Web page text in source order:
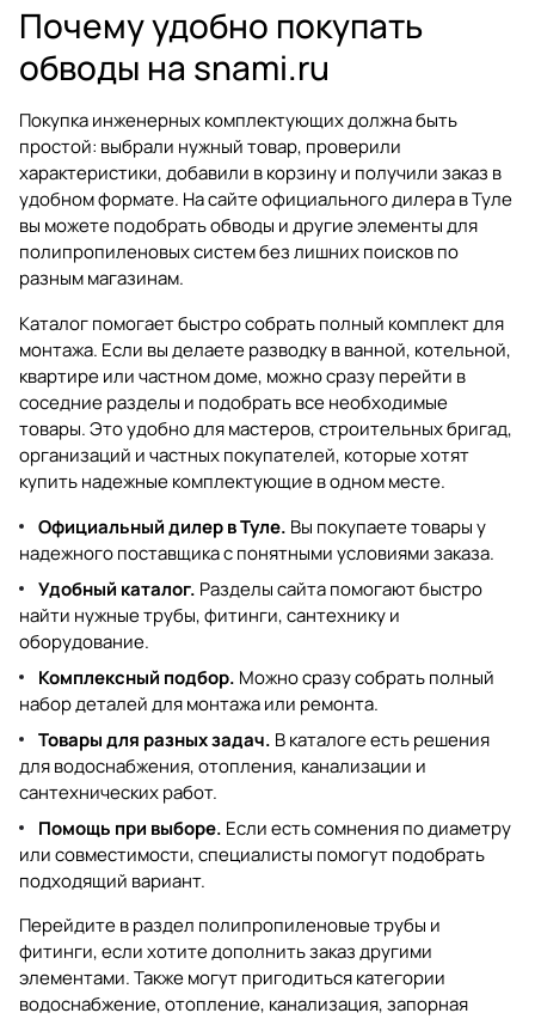
Почему удобно покупать
обводы на snami.ru
Покупка инженерных комплектующих должна быть
простой: выбрали нужный товар, проверили
характеристики, добавили в корзину и получили заказ в
удобном формате. На сайте официального дилера в Туле
вы можете подобрать обводы и другие элементы для
полипропиленовых систем без лишних поисков по
разным магазинам.
Каталог помогает быстро собрать полный комплект для
монтажа. Если вы делаете разводку в ванной, котельной,
квартире или частном доме, можно сразу перейти в
соседние разделы и подобрать все необходимые
товары. Это удобно для мастеров, строительных бригад,
организаций и частных покупателей, которые хотят
купить надежные комплектующие в одном месте.
Официальный дилер в Туле. Вы покупаете товары у
надежного поставщика с понятными условиями заказа.
Удобный каталог. Разделы сайта помогают быстро
найти нужные трубы, фитинги, сантехнику и
оборудование.
Комплексный подбор. Можно сразу собрать полный
набор деталей для монтажа или ремонта.
Товары для разных задач. В каталоге есть решения
для водоснабжения, отопления, канализации и
сантехнических работ.
Помощь при выборе. Если есть сомнения по диаметру
или совместимости, специалисты помогут подобрать
подходящий вариант.
Перейдите в раздел полипропиленовые трубы и
фитинги, если хотите дополнить заказ другими
элементами. Также могут пригодиться категории
водоснабжение,отопление, канализация,запорная